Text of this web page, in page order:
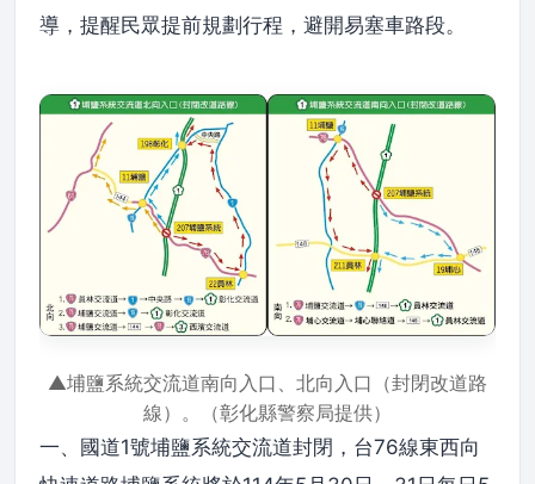
導，提醒民眾提前規劃行程，避開易塞車路段。
▲埔鹽系統交流道南向入口、北向入口（封閉改道路
線）。（彰化縣警察局提供）
一、國道1號埔鹽系統交流道封閉，台76線東西向